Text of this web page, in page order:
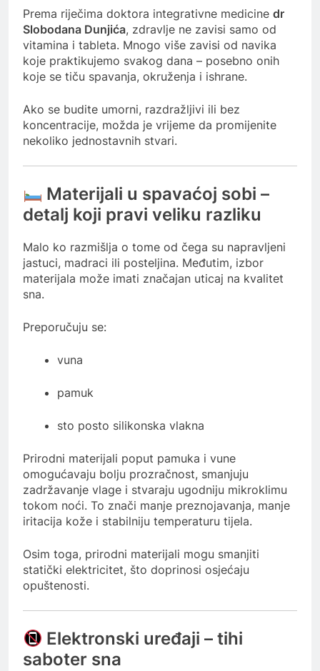
Prema riječima doktora integrativne medicine dr
Slobodana Dunjića, zdravlje ne zavisi samo od
vitamina i tableta. Mnogo više zavisi od navika
koje praktikujemo svakog dana – posebno onih
koje se tiču spavanja, okruženja i ishrane.
Ako se budite umorni, razdražljivi ili bez
koncentracije, možda je vrijeme da promijenite
nekoliko jednostavnih stvari.
Materijali u spavaćoj sobi –
detalj koji pravi veliku razliku
Malo ko razmišlja o tome od čega su napravljeni
jastuci, madraci ili posteljina. Međutim, izbor
materijala može imati značajan uticaj na kvalitet
sna.
Preporučuju se:
vuna
pamuk
sto posto silikonska vlakna
Prirodni materijali poput pamuka i vune
omogućavaju bolju prozračnost, smanjuju
zadržavanje vlage i stvaraju ugodniju mikroklimu
tokom noći. To znači manje preznojavanja, manje
iritacija kože i stabilniju temperaturu tijela.
Osim toga, prirodni materijali mogu smanjiti
statički elektricitet, što doprinosi osjećaju
opuštenosti.
Elektronski uređaji – tihi
saboter sna